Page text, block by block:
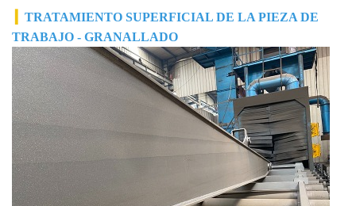
TRATAMIENTO SUPERFICIAL DE LA PIEZA DE
TRABAJO - GRANALLADO